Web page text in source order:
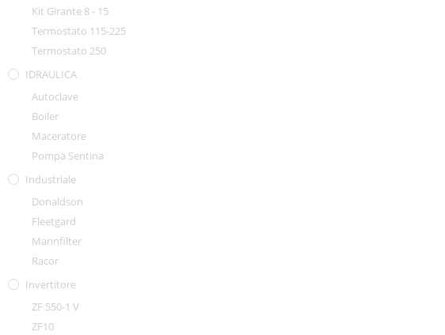
Kit Girante 8 - 15
Termostato 115-225
Termostato 250
IDRAULICA
Autoclave
Boiler
Maceratore
Pompa Sentina
Industriale
Donaldson
Fleetgard
Mannfilter
Racor
Invertitore
ZF 550-1 V
ZF10